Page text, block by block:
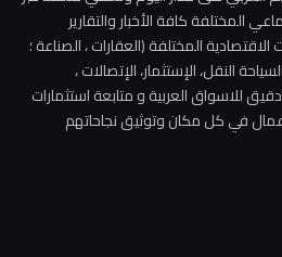
المختلفة كافة الأخبار والتقارير
المختلفة (العقارات ، الصناعة ؛
النقل، الإستثمار، الإتصالات ،
للاسواق العربية و متابعة استثمارات
في كل مكان وتوثيق نجاحاتهم